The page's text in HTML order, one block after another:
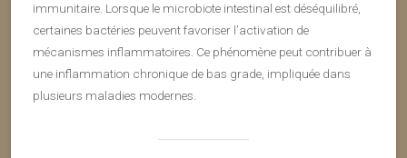
immunitaire. Lorsque le microbiote intestinal est déséquilibré,
certaines bactéries peuvent favoriser l’activation de
mécanismes inflammatoires. Ce phénomène peut contribuer à
une inflammation chronique de bas grade, impliquée dans
plusieurs maladies modernes.